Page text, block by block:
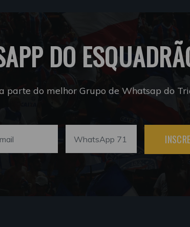
DO
parte do melhor Grupo de Whatsap do